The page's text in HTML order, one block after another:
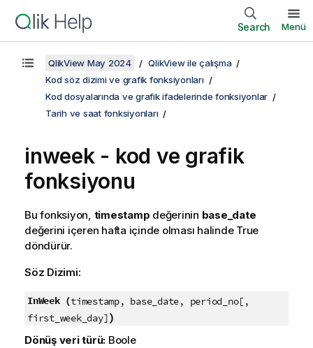
Search Menü
QlikView May 2024
QlikView ile çalışma
Kod söz dizimi ve grafik fonksiyonları
Kod dosyalarında ve grafik ifadelerinde fonksiyonlar
Tarih ve saat fonksiyonları
inweek - kod ve grafik
fonksiyonu
Bu fonksiyon, timestamp değerinin base_date
değerini içeren hafta içinde olması halinde True
döndürür.
Söz Dizimi:
InWeek (timestamp, base_date, period_no[,
first_week_day])
Dönüş veri türü: Boole